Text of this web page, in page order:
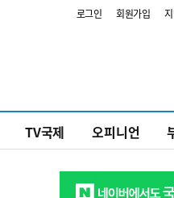
로그인 회원가입
TV국제 오피니언